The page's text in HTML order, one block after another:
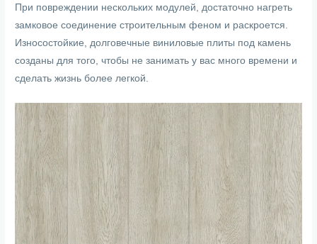
При повреждении нескольких модулей, достаточно нагреть
замковое соединение строительным феном и раскроется.
Износостойкие, долговечные виниловые плиты под камень
созданы для того, чтобы не занимать у вас много времени и
сделать жизнь более легкой.